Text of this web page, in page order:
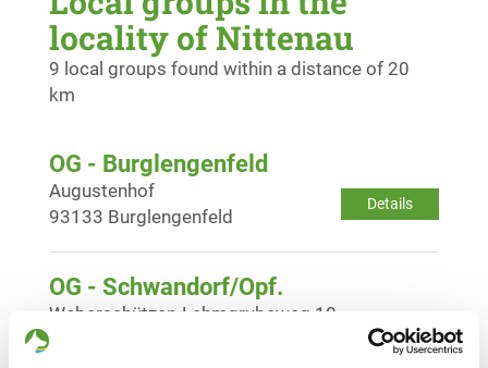
locality of Nittenau
9 local groups found within a distance of 20
km
OG - Burglengenfeld
Details
Augustenhof
93133 Burglengenfeld
OG - Schwandorf/Opf.
Details
Weberschützen-Lehmgrubeweg 10